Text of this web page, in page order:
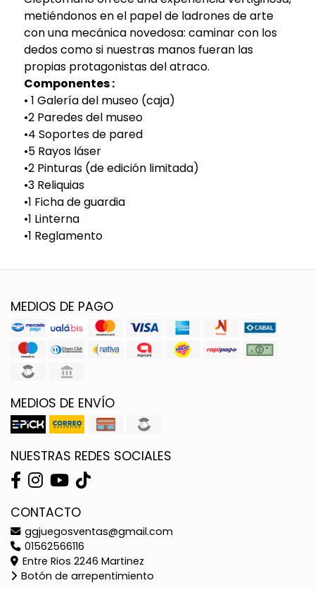
metiéndonos en el papel de ladrones de arte
con una mecánica novedosa: caminar con los
dedos como si nuestras manos fueran las
propias protagonistas del atraco.
Componentes :
• 1 Galería del museo (caja)
•2 Paredes del museo
•4 Soportes de pared
•5 Rayos láser
•2 Pinturas (de edición limitada)
•3 Reliquias
•1 Ficha de guardia
•1 Linterna
•1 Reglamento
MEDIOS DE PAGO
MEDIOS DE ENVÍO
NUESTRAS REDES SOCIALES
CONTACTO
ggjuegosventas@gmail.com
01562566116
Entre Rios 2246 Martinez
Botón de arrepentimiento